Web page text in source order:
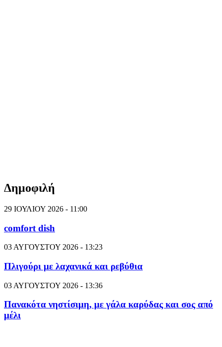
Δημοφιλή
29 ΙΟΥΛΙΟΥ 2026 - 11:00
comfort dish
03 ΑΥΓΟΥΣΤΟΥ 2026 - 13:23
Πλιγούρι με λαχανικά και ρεβύθια
03 ΑΥΓΟΥΣΤΟΥ 2026 - 13:36
Πανακότα νηστίσιμη, με γάλα καρύδας και σος από
μέλι